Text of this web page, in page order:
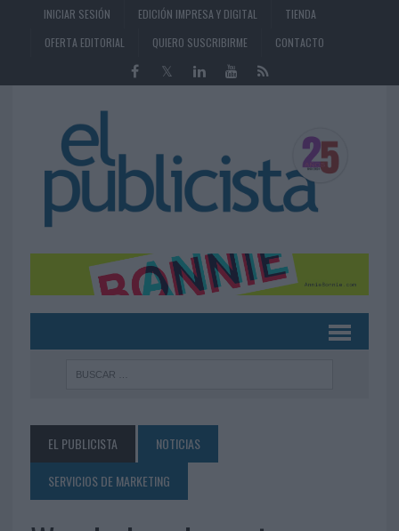
INICIAR SESIÓN EDICIÓN IMPRESA Y DIGITAL
TIENDA
OFERTA EDITORIAL
QUIERO SUSCRIBIRME CONTACTO
EL PUBLICISTA
NOTICIAS
SERVICIOS DE MARKETING